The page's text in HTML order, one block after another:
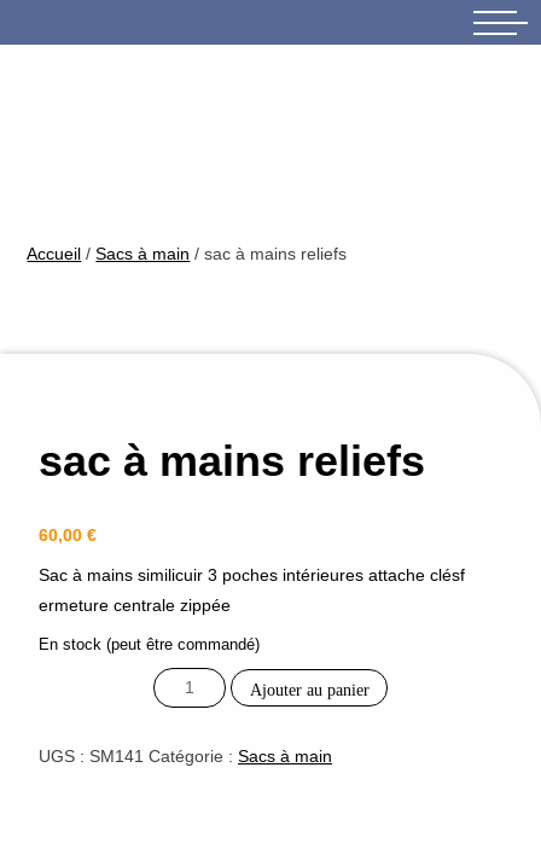
Accueil /Sacs à main / sac à mains reliefs
sac à mains reliefs
60,00 €
Sac à mains similicuir 3 poches intérieures attache clésf
ermeture centrale zippée
En stock (peut être commandé)
quantité
de
à
Ajouter au panier
UGS : SM141 Catégorie : Sacs à main